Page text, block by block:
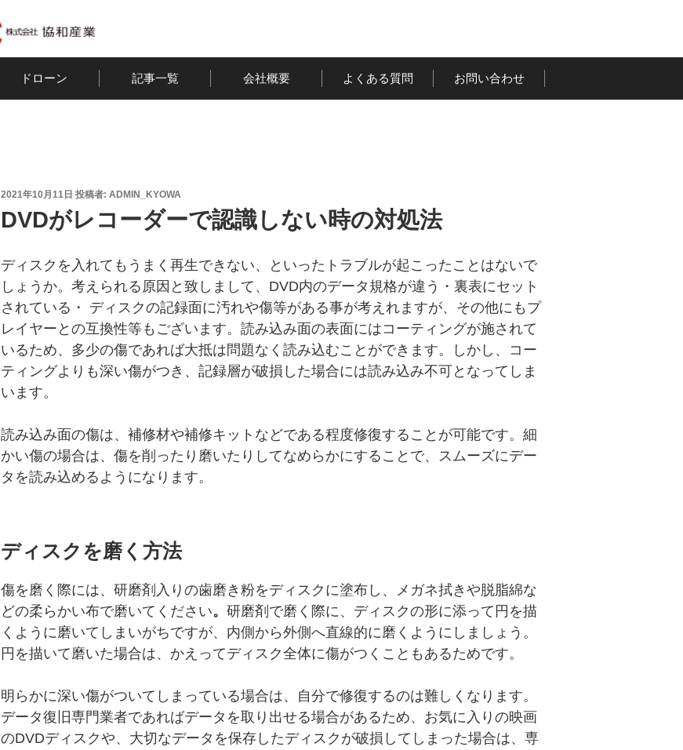
ドローン 記事一覧 会社概要 よくある質問 お問い合わせ
投
日:
2021年10月11日 投稿者: ADMIN_KYOWA
DVDがレコーダーで認識しない時の対処法
ディスクを入れてもうまく再生できない、といったトラブルが起こったことはないで
しょうか。考えられる原因と致しまして、DVD内のデータ規格が違う・裏表にセット
されている・ ディスクの記録面に汚れや傷等がある事が考えれますが、その他にもプ
レイヤーとの互換性等もございます。読み込み面の表面にはコーティングが施されて
いるため、多少の傷であれば大抵は問題なく読み込むことができます。しかし、コー
ティングよりも深い傷がつき、記録層が破損した場合には読み込み不可となってしま
います。
読み込み面の傷は、補修材や補修キットなどである程度修復することが可能です。細
かい傷の場合は、傷を削ったり磨いたりしてなめらかにすることで、スムーズにデー
タを読み込めるようになります。
ディスクを磨く方法
傷を磨く際には、研磨剤入りの歯磨き粉をディスクに塗布し、メガネ拭きや脱脂綿な
どの柔らかい布で磨いてください。 研磨剤で磨く際に、ディスクの形に添って円を描
くように磨いてしまいがちですが、内側から外側へ直線的に磨くようにしましょう。
円を描いて磨いた場合は、かえってディスク全体に傷がつくこともあるためです。
明らかに深い傷がついてしまっている場合は、自分で修復するのは難しくなります。
データ復旧専門業者であればデータを取り出せる場合があるため、お気に入りの映画
のDVDディスクや、大切なデータを保存したディスクが破損してしまった場合は、専